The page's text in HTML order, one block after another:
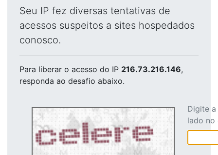
Seu IP fez diversas tentativas de
acessos suspeitos a sites hospedados
conosco.
Para liberar o acesso do IP 216.73.216.146,
responda ao desafio abaixo.
Digite
lado no